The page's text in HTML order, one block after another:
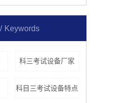
Keywords
科三考试设备厂家
科目三考试设备特点